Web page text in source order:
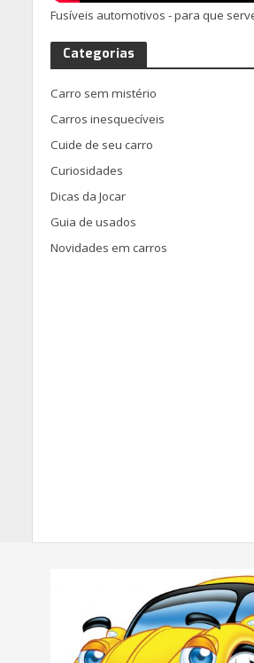
Fusíveis automotivos - para que
Categorias
Carro sem mistério
Carros inesquecíveis
Cuide de seu carro
Curiosidades
Dicas da Jocar
Guia de usados
Novidades em carros